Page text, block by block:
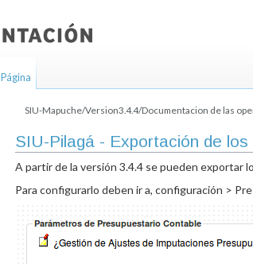
SIU-Mapuche/Version3.4.4/Documentacion de las
SIU-Pilagá - Exportación de
A partir de la versión 3.4.4 se pueden exportar
Para configurarlo deben ir a, configuración >
Página